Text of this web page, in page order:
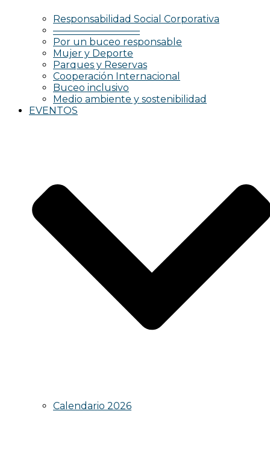
Responsabilidad Social Corporativa
—————————
Por un buceo responsable
Mujer y Deporte
Parques y Reservas
Cooperación Internacional
Buceo inclusivo
Medio ambiente y sostenibilidad
EVENTOS
Calendario 2026